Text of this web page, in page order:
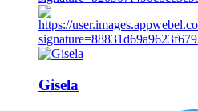
Gisela